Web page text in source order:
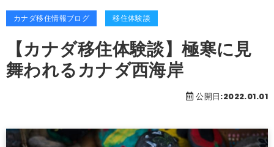
カナダ移住情報ブログ 移住体験談
【カナダ移住体験談】極寒に見
舞われるカナダ西海岸
公開日:2022.01.01